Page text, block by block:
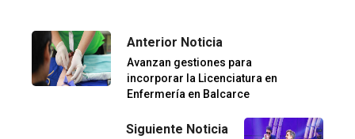
Anterior Noticia
Avanzan gestiones para
incorporar la Licenciatura en
Enfermería en Balcarce
Siguiente Noticia